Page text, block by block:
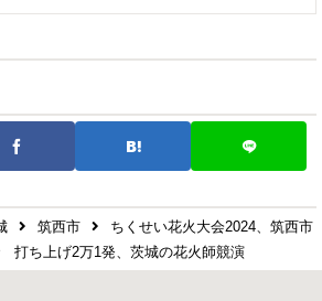
筑西市
ちくせい花火大会2024、筑西市
打ち上げ2万1発、茨城の花火師競演